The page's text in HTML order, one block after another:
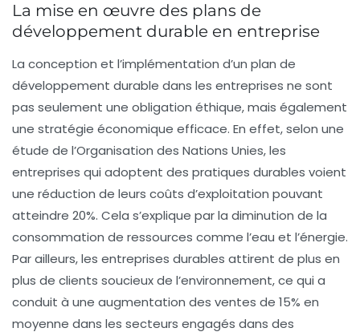
La mise en œuvre des plans de
développement durable en entreprise
La conception et l’implémentation d’un plan de
développement durable dans les entreprises ne sont
pas seulement une obligation éthique, mais également
une stratégie économique efficace. En effet, selon une
étude de l’Organisation des Nations Unies, les
entreprises qui adoptent des pratiques durables voient
une réduction de leurs coûts d’exploitation pouvant
atteindre 20%. Cela s’explique par la diminution de la
consommation de ressources comme l’eau et l’énergie.
Par ailleurs, les entreprises durables attirent de plus en
plus de clients soucieux de l’environnement, ce qui a
conduit à une augmentation des ventes de 15% en
moyenne dans les secteurs engagés dans des